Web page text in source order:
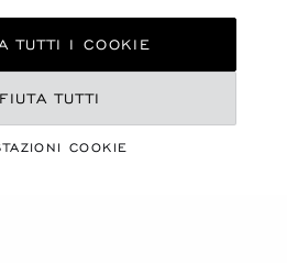
COOKIE
TUTTI
TUTTI I COOKIE